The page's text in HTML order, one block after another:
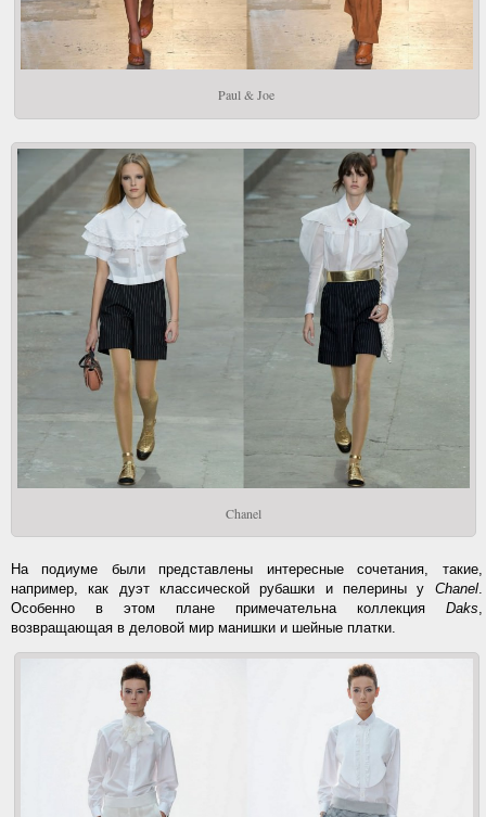
Paul & Joe
Chanel
На подиуме были представлены интересные сочетания, такие,
например, как дуэт классической рубашки и пелерины у Chanel.
Особенно в этом плане примечательна коллекцияDaks
возвращающая в деловой мир манишки и шейные платки.